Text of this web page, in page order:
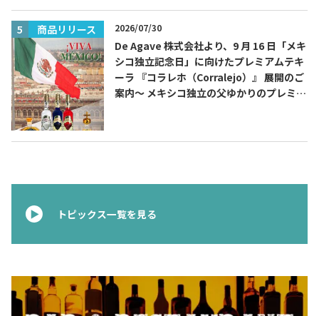
商品リリース 2026/07/30
De Agave 株式会社より、9 月 16 日「メキ
シコ独立記念日」に向けたプレミアムテキ
ーラ 『コラレホ（Corralejo）』 展開のご
案内〜 メキシコ独立の父ゆかりのプレミア
トピックス一覧を見る